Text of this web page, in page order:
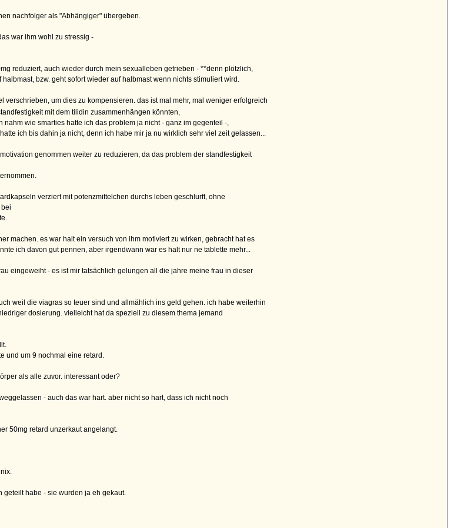
nachfolger als "Abhängiger" übergeben.
war ihm wohl zu stressig -
reduziert, auch wieder durch mein sexualleben getrieben - **denn plötzlich,
bzw. geht sofort wieder auf halbmast wenn nichts stimuliert wird.
um dies zu kompensieren. das ist mal mehr, mal weniger erfolgreich
mit dem tilidin zusammenhängen könnten,
wie smarties hatte ich das problem ja nicht - ganz im gegenteil -,
ich bis dahin ja nicht, denn ich habe mir ja nu wirklich sehr viel zeit gelassen...
genommen weiter zu reduzieren, da das problem der standfestigkeit
verziert mit potenzmittelchen durchs leben geschlurft, ohne
machen. es war halt ein versuch von ihm motiviert zu wirken, gebracht hat es
ich davon gut pennen, aber irgendwann war es halt nur ne tablette mehr...
eingeweiht - es ist mir tatsächlich gelungen all die jahre meine frau in dieser
weil die viagras so teuer sind und allmählich ins geld gehen. ich habe weiterhin
dosierung. vielleicht hat da speziell zu diesem thema jemand
und um 9 nochmal eine retard.
als alle zuvor. interessant oder?
- auch das war hart. aber nicht so hart, dass ich nicht noch
50mg retard unzerkaut angelangt.
habe - sie wurden ja eh gekaut.